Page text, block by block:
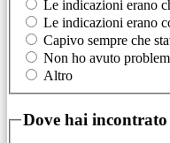
Le indicazioni erano
Le indicazioni erano
Capivo sempre che
Non ho avuto
Altro
Dove hai